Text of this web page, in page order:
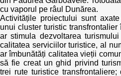
cu vaporul pe râul Dunărea.
Activitățile proiectului sunt
unui cluster turistic
ar stimula dezvoltarea
calitatea serviciilor turistice, al
ar îmbunătăți calitatea vieții
să fie creat un ghid privind
trei rute turistice